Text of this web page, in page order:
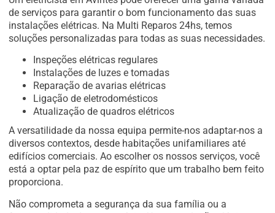
de serviços para garantir o bom funcionamento das suas
instalações elétricas. Na Multi Reparos 24hs, temos
soluções personalizadas para todas as suas necessidades.
Inspeções elétricas regulares
Instalações de luzes e tomadas
Reparação de avarias elétricas
Ligação de eletrodomésticos
Atualização de quadros elétricos
A versatilidade da nossa equipa permite-nos adaptar-nos a
diversos contextos, desde habitações unifamiliares até
edifícios comerciais. Ao escolher os nossos serviços, você
está a optar pela paz de espírito que um trabalho bem feito
proporciona.
Não comprometa a segurança da sua família ou a